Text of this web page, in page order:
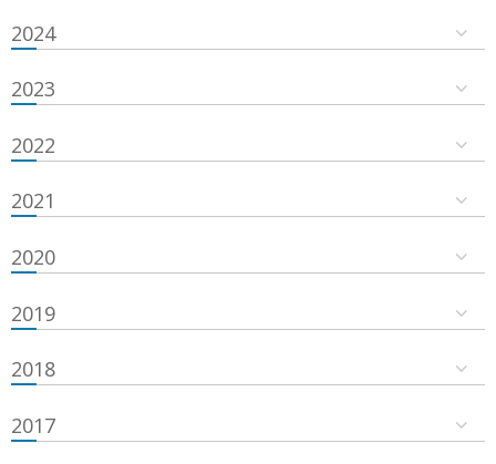
2024
2023
2022
2021
2020
2019
2018
2017